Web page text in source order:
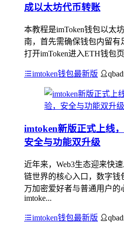
成以太坊代币转账
本教程是imToken钱包以太
南，首先需确保钱包内留有
打开imToken进入ETH钱包
imtoken钱包最新版
imtoken新版正式上线
安全与功能双升级
近年来，Web3生态迎来快
链世界的核心入口，数字
万加密爱好者与普通用户
imtoke...
imtoken钱包最新版